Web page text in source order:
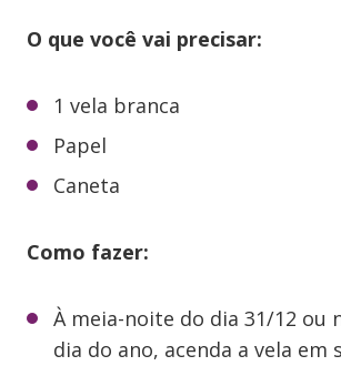
O que você vai precisar:
1 vela branca
Papel
Caneta
Como fazer:
À meia-noite do dia 31/12 ou
dia do ano, acenda a vela em